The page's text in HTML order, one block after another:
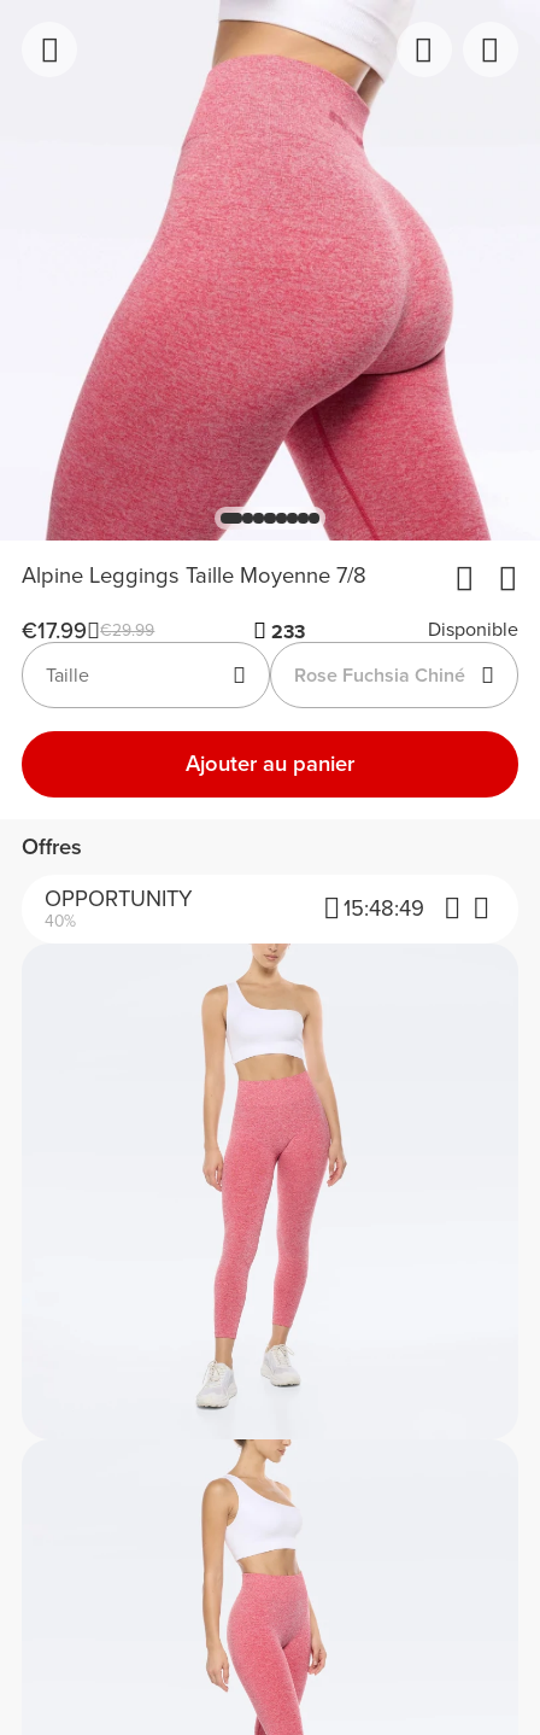
Alpine Leggings Taille Moyenne 7/8
€17.99 €29.99 233
Disponible
Rose Fuchsia Chiné
Taille
Ajouter au panier
Offres
OPPORTUNITY
40% 15:48:49